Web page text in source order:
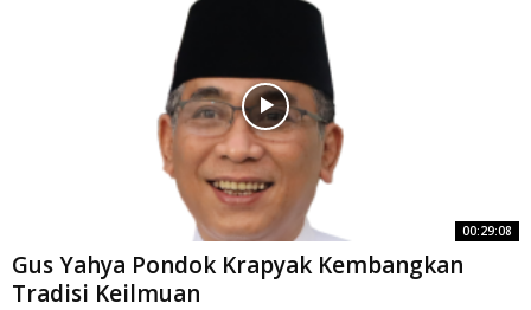
00:29:08
Gus Yahya Pondok Krapyak Kembangkan
Tradisi Keilmuan